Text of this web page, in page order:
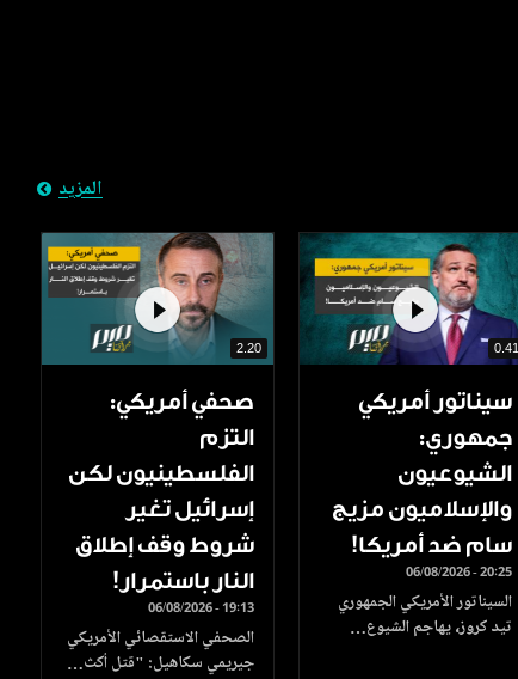
المزيد
0.41
سيناتور أمريكي
جمهوري:
الشيوعيون
والإسلاميون مزيج
سام ضد أمريكا!
06/08/2026 - 20:25
السيناتور الأمريكي الجمهوري
تيد كروز، يهاجم الشيوع…
2.20
صحفي أمريكي:
التزم
الفلسطينيون لكن
إسرائيل تغير
شروط وقف إطلاق
النار باستمرار!
06/08/2026 - 19:13
الصحفي الاستقصائي الأمريكي
جيريمي سكاهيل: "قتل أكث…